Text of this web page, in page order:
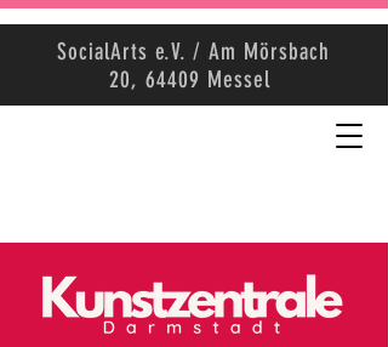
SocialArts e.V. / Am Mörsbach
20, 64409 Messel